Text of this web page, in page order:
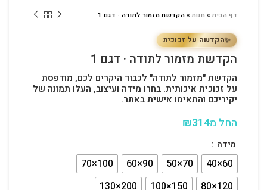
דף הבית» חנות»הקדשת מזמור לתודה · דגם 1
✨הקדשה על זכוכית
הקדשת מזמור לתודה · דגם 1
הקדשת "מזמור לתודה" לכבוד היקרים לכם, מודפסת
על זכוכית איכותית. בחרו מידה ועיצוב, העלו תמונה של
יקיריכם והתאימו אישית באתר.
החל מ ₪314
מידה